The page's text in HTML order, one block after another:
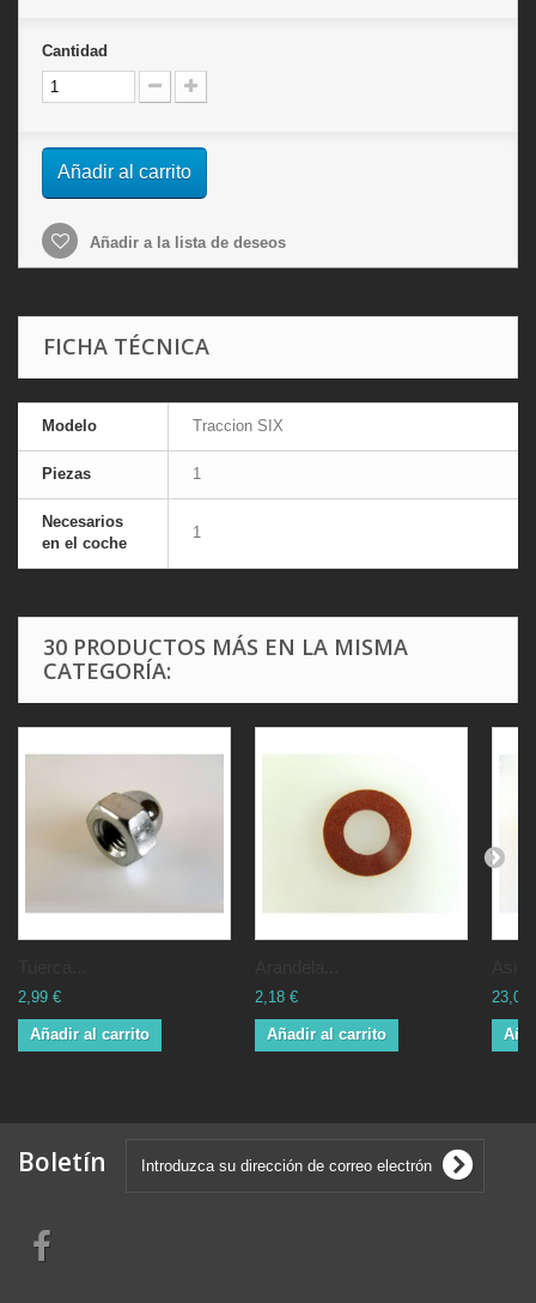
Cantidad
Añadir al carrito
Añadir a la lista de deseos
FICHA TÉCNICA
Modelo Traccion SIX
Piezas 1
Necesarios
en el coche
1
30 PRODUCTOS MÁS EN LA MISMA
CATEGORÍA:
2,99 €
Añadir al carrito
2,18 €
Añadir al carrito
23,00
Boletín